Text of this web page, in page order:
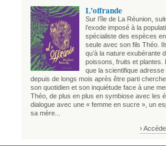
L’offrande
Sur l’île de La Réunion,
l’exode imposé à la
spécialiste des espèces
seule avec son fils Théo.
qu’à la nature exubérante
poissons, fruits et plantes.
que la scientifique
depuis de longs mois après être parti
son quotidien et son inquiétude face à une
Théo, de plus en plus en symbiose avec les
dialogue avec une « femme en sucre », un
sa mère...
›